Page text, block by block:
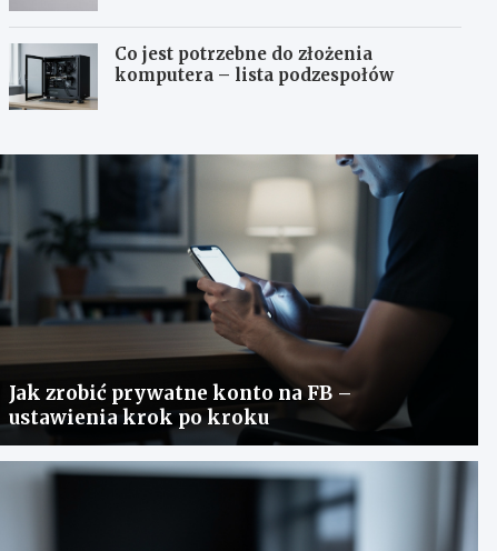
Co jest potrzebne do złożenia
komputera – lista podzespołów
Jak zrobić prywatne konto na FB –
ustawienia krok po kroku